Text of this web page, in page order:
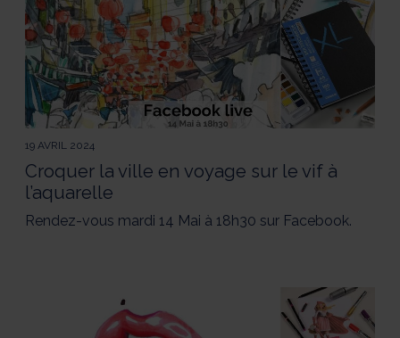
19 AVRIL 2024
Croquer la ville en voyage sur le vif à
l’aquarelle
Rendez-vous mardi 14 Mai à 18h30 sur Facebook.